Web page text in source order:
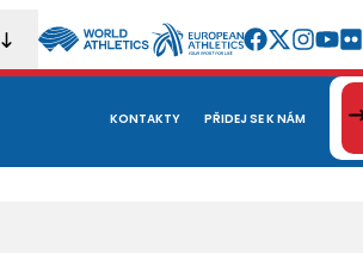
KONTAKTY PŘIDEJ SE K NÁM